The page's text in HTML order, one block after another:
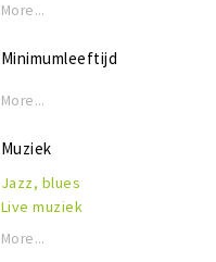
More...
Minimumleeftijd
More...
Muziek
Jazz, blues
Live muziek
More...